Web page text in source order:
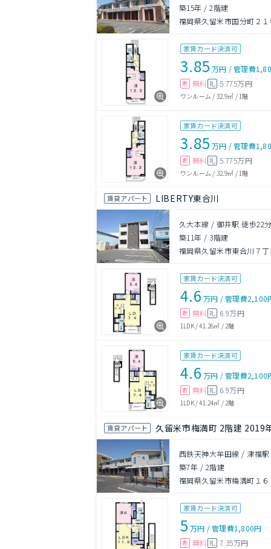
築15年 /2階建
福岡県久留米市国分町２１
家賃カード決済可
3.85 万円 /管理費
敷 無料 礼 5.775万円
ワンルーム / 32.9㎡ /1階
家賃カード決済可
3.85 万円 /管理費
敷 無料 礼 5.775万円
ワンルーム / 32.9㎡ /1階
賃貸アパート LIBERTY東合川
久大本線 / 御井駅 徒歩22分
築11年 / 3階建
福岡県久留米市東合川７
家賃カード決済可
4.6 万円 /管理費2,100
敷 無料 礼 6.9万円
1LDK/41.26㎡ /2階
家賃カード決済可
4.6 万円 /管理費2,100
敷 無料 礼 6.9万円
1LDK/41.24㎡ /2階
賃貸アパート 久留米市梅満町 2階建 2019
西鉄天神大牟田線 / 津福駅
築7年 / 2階建
福岡県久留米市梅満町１６
家賃カード決済可
5 万円 /管理費1,800円
敷 無料 礼 7.35万円